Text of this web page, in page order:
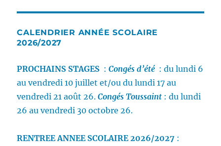
CALENDRIER ANNÉE SCOLAIRE
2026/2027
PROCHAINS STAGES :Congés d’été : du lundi 6
au vendredi 10 juillet et/ou du lundi 17 au
vendredi 21 août 26.Congés Toussaint : du lundi
26 au vendredi 30 octobre 26.
RENTREE ANNEE SCOLAIRE 2026/2027 :